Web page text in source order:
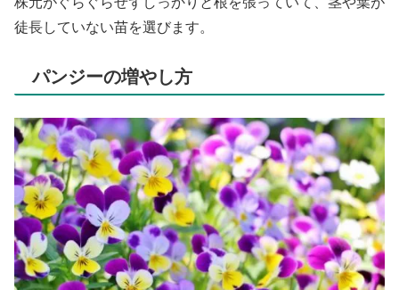
徒長していない苗を選びます。
パンジーの増やし方